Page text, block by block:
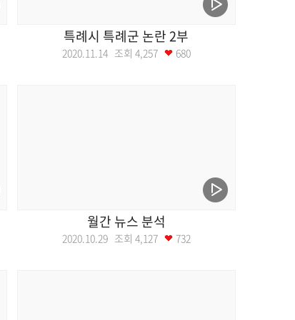
특례시 특례군 논란 2부
2020.11.14 조회 4,257 680
월간 뉴스 분석
2020.10.29 조회 4,127 732